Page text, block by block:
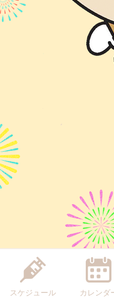
スケジュール カレンダ